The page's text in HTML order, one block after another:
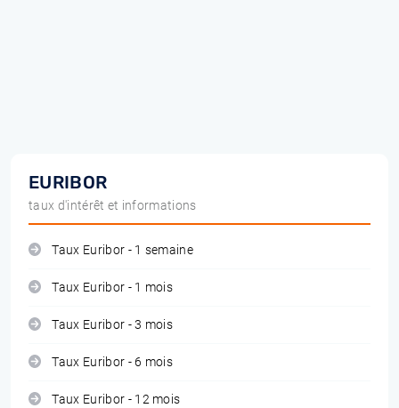
EURIBOR
taux d'intérêt et informations
Taux Euribor - 1 semaine
Taux Euribor - 1 mois
Taux Euribor - 3 mois
Taux Euribor - 6 mois
Taux Euribor - 12 mois